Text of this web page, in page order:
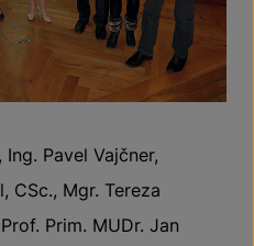
Pavel Vajčner,
CSc., Mgr. Tereza
Prim. MUDr. Jan